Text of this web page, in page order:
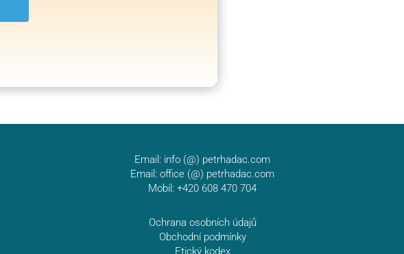
Email: info (@) petrhadac.com
Email:office (@) petrhadac.com
Mobil: +420 608 470 704
Ochrana osobních údajů
Obchodní podmínky
Etický kodex